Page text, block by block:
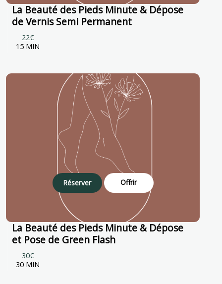
La Beauté des Pieds Minute & Dépose
de Vernis Semi Permanent
22€
15 MIN
Réserver Offrir
La Beauté des Pieds Minute & Dépose
et Pose de Green Flash
30€
30 MIN